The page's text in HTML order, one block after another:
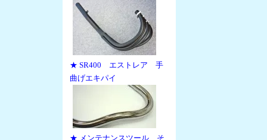
★ SR400 エストレア 手
曲げエキパイ
★ メンテナンスツール そ